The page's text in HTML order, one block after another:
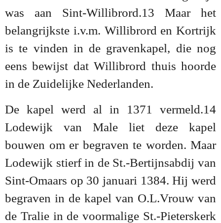
was aan Sint-Willibrord.13 Maar het
belangrijkste i.v.m. Willibrord en Kortrijk
is te vinden in de gravenkapel, die nog
eens bewijst dat Willibrord thuis hoorde
in de Zuidelijke Nederlanden.
De kapel werd al in 1371 vermeld.14
Lodewijk van Male liet deze kapel
bouwen om er begraven te worden. Maar
Lodewijk stierf in de St.-Bertijnsabdij van
Sint-Omaars op 30 januari 1384. Hij werd
begraven in de kapel van O.L.Vrouw van
de Tralie in de voormalige St.-Pieterskerk